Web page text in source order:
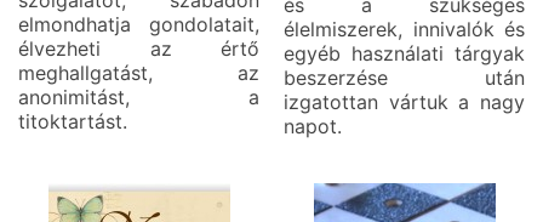
elmondhatja gondolatait,
élvezheti az értő
meghallgatást, az
anonimitást, a
titoktartást.
és a szükséges
élelmiszerek, innivalók és
egyéb használati tárgyak
beszerzése után
izgatottan vártuk a nagy
napot.